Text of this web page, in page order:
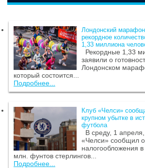
Лондонский
рекордное
1,33 миллиона
Рекордные 1,33
заявили о
Лондонском
который состоится...
Подробнее...
Клуб «Челси»
крупном убытке в
футбола
В среду, 1
«Челси» сообщил
налогообложения
млн. фунтов стерлингов...
Подробнее...